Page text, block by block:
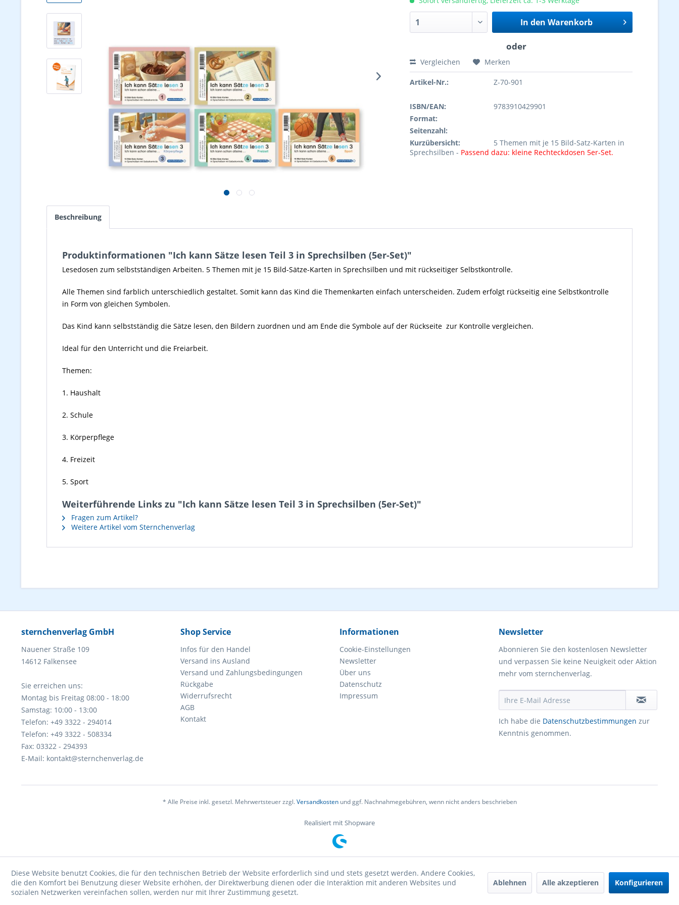
In den Warenkorb
Vergleichen Merken
Artikel-Nr.: Z-70-901
ISBN/EAN:
9783910429901
Format:
Seitenzahl:
Kurzübersicht:
5 Themen mit je 15 Bild-Satz-Karten in
Sprechsilben - Passend dazu: kleine Rechteckdosen 5er-Set.
Beschreibung
Produktinformationen "Ich kann Sätze lesen Teil 3 in Sprechsilben (5er-Set)"
Lesedosen zum selbstständigen Arbeiten. 5 Themen mit je 15 Bild-Sätze-Karten in Sprechsilben und mit rückseitiger Selbstkontrolle.
Alle Themen sind farblich unterschiedlich gestaltet. Somit kann das Kind die Themenkarten einfach unterscheiden. Zudem erfolgt rückseitig eine Selbstkontrolle
in Form von gleichen Symbolen.
Das Kind kann selbstständig die Sätze lesen, den Bildern zuordnen und am Ende die Symbole auf der Rückseite zur Kontrolle vergleichen.
Ideal für den Unterricht und die Freiarbeit.
Themen:
1. Haushalt
2. Schule
3. Körperpflege
4. Freizeit
5. Sport
Weiterführende Links zu "Ich kann Sätze lesen Teil 3 in Sprechsilben (5er-Set)"
Fragen zum Artikel?
Weitere Artikel vom Sternchenverlag
sternchenverlag GmbH
Nauener Straße 109
14612 Falkensee
Sie erreichen uns:
Montag bis Freitag 08:00 - 18:00
Samstag: 10:00 - 13:00
Telefon: +49 3322 - 294014
Telefon: +49 3322 - 508334
Fax: 03322 - 294393
E-Mail: kontakt@sternchenverlag.de
Shop Service
Infos für den Handel
Versand ins Ausland
Versand und Zahlungsbedingungen
Rückgabe
Widerrufsrecht
AGB
Kontakt
Informationen
Cookie-Einstellungen
Newsletter
Über uns
Datenschutz
Impressum
Newsletter
Abonnieren Sie den kostenlosen Newsletter
und verpassen Sie keine Neuigkeit oder Aktion
mehr vom sternchenverlag.
Ich habe die Datenschutzbestimmungen zur
Kenntnis genommen.
* Alle Preise inkl. gesetzl. Mehrwertsteuer zzgl.Versandkostenund ggf. Nachnahmegebühren, wenn nicht anders beschrieben
Realisiert mit Shopware
Diese Website benutzt Cookies, die für den technischen Betrieb der Website erforderlich sind und stets gesetzt werden. Andere Cookies,
die den Komfort bei Benutzung dieser Website erhöhen, der Direktwerbung dienen oder die Interaktion mit anderen Websites und
sozialen Netzwerken vereinfachen sollen, werden nur mit Ihrer Zustimmung gesetzt.
Ablehnen Alle akzeptieren Konfigurieren